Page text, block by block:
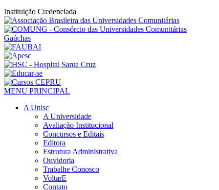
Instituição Credenciada
MENU PRINCIPAL
A Unisc
A Universidade
Avaliação Institucional
Concursos e Editais
Editora
Estrutura Administrativa
Ouvidoria
Trabalhe Conosco
VoltarE
Contato